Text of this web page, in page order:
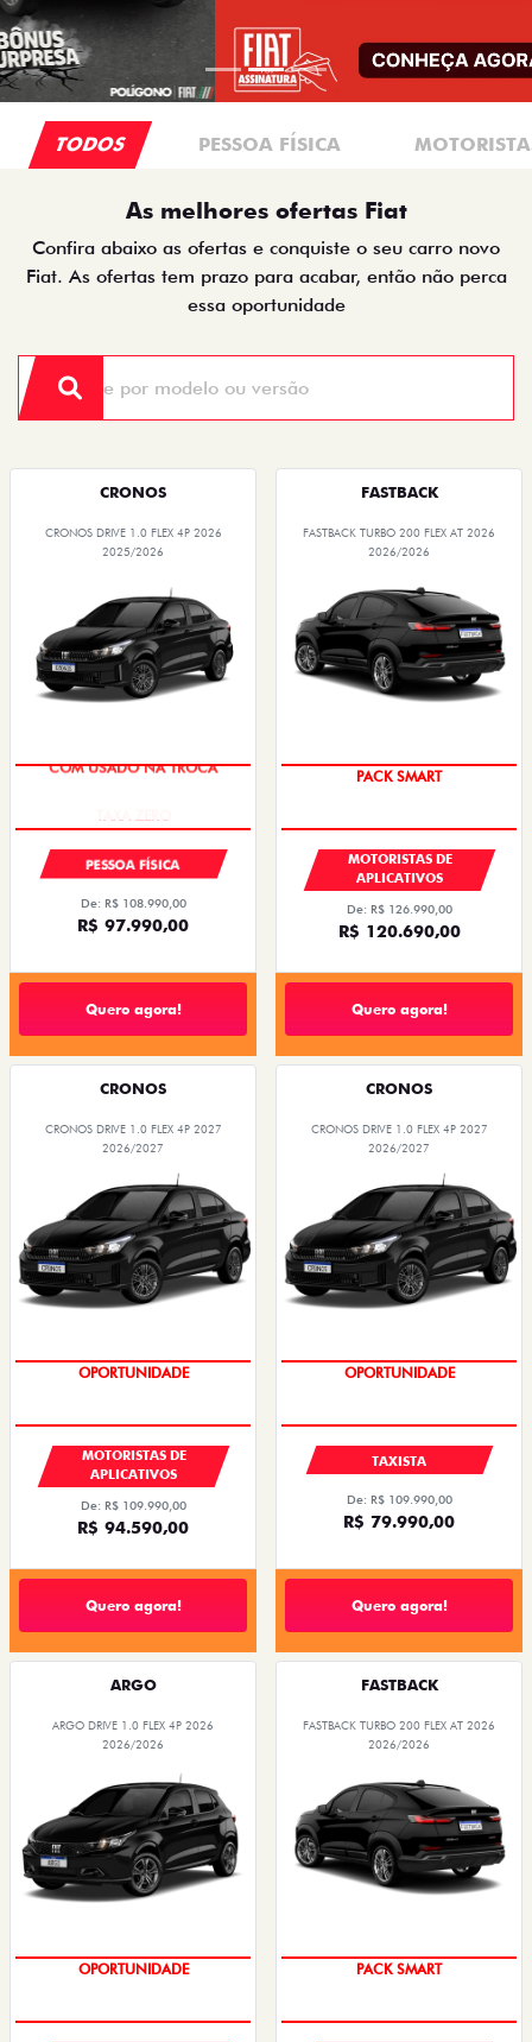
TODOS PESSOA FÍSICA
As melhores ofertas Fiat
Confira abaixo as ofertas e conquiste o seu carro novo
Fiat. As ofertas tem prazo para acabar, então não perca
essa oportunidade
CRONOS
CRONOS DRIVE 1.0 FLEX 4P 2026
2025/2026
COM USADO NA TROCA
PESSOA FÍSICA
De: R$ 108.990,00
R$ 97.990,00
Quero agora!
FASTBACK
FASTBACK TURBO 200 FLEX AT 2026
2026/2026
PACK SMART
MOTORISTAS DE
APLICATIVOS
De: R$ 126.990,00
R$ 120.690,00
Quero agora!
CRONOS
CRONOS DRIVE 1.0 FLEX 4P 2027
2026/2027
OPORTUNIDADE
MOTORISTAS DE
APLICATIVOS
De: R$ 109.990,00
R$ 94.590,00
Quero agora!
CRONOS
CRONOS DRIVE 1.0 FLEX 4P 2027
2026/2027
OPORTUNIDADE
TAXISTA
De: R$ 109.990,00
R$ 79.990,00
Quero agora!
ARGO
ARGO DRIVE 1.0 FLEX 4P 2026
2026/2026
OPORTUNIDADE
FASTBACK
FASTBACK TURBO 200 FLEX AT 2026
2026/2026
PACK SMART